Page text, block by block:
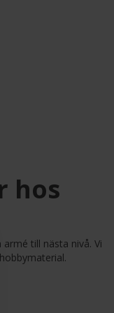
hos
till nästa nivå. Vi